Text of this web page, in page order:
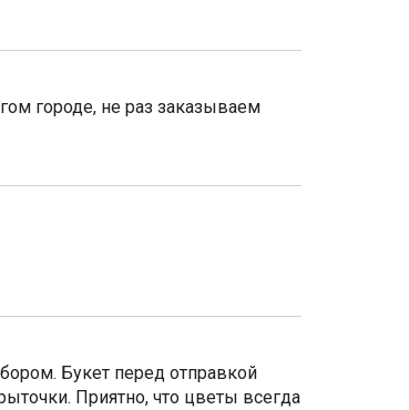
городе, не раз заказываем
Букет перед отправкой
Приятно, что цветы всегда